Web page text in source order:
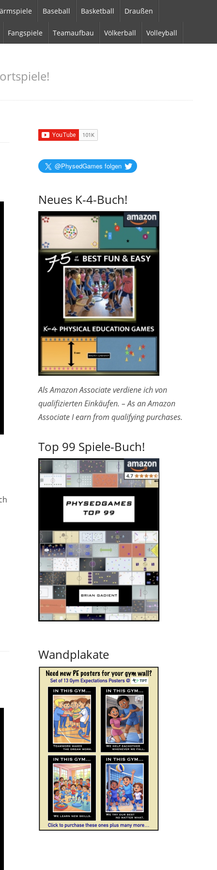
Baseball Basketball Draußen
Fangspiele Teamaufbau Völkerball Volleyball
@PhysedGames folgen
Neues K-4-Buch!
Als Amazon Associate verdiene ich von
qualifizierten Einkäufen. – As an Amazon
Associate I earn from qualifying purchases.
Top 99 Spiele-Buch!
Wandplakate